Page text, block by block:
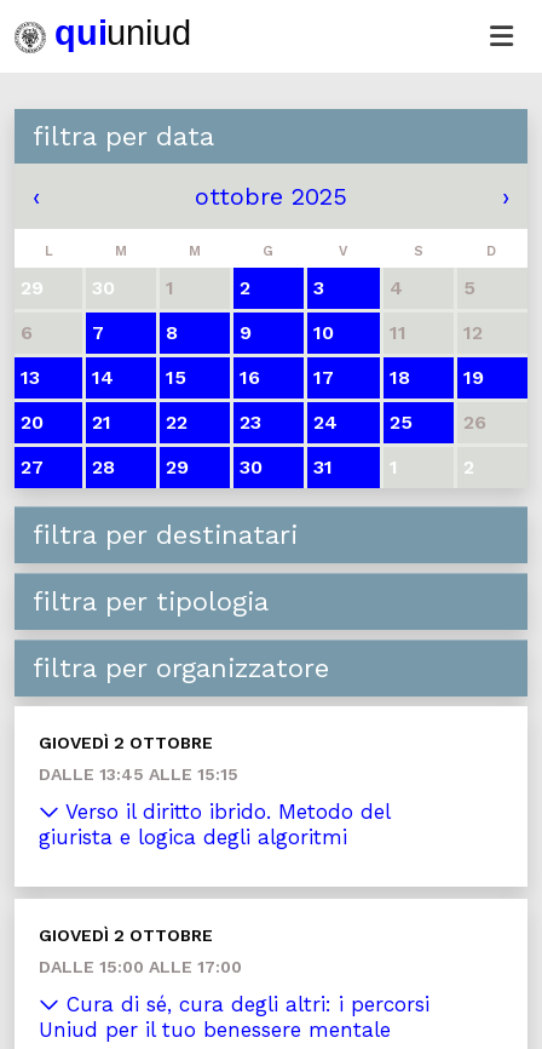
filtra per data
‹ ottobre 2025 ›
L M M G V S D
29 30 1 2 3 4
5
6
7 8 9 10 11
12
13
14 15 16 17 18
19
20
21 22 23 24 25
26
27
28 29 30 31 1 2
filtra per destinatari
filtra per tipologia
filtra per organizzatore
GIOVEDÌ 2 OTTOBRE
DALLE 13:45 ALLE 15:15
Verso il diritto ibrido. Metodo del
giurista e logica degli algoritmi
GIOVEDÌ 2 OTTOBRE
DALLE 15:00 ALLE 17:00
Cura di sé, cura degli altri: i percorsi
Uniud per il tuo benessere mentale